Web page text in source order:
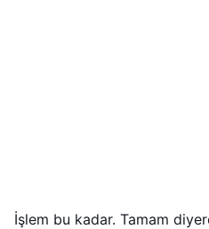
İşlem bu kadar. Tamam